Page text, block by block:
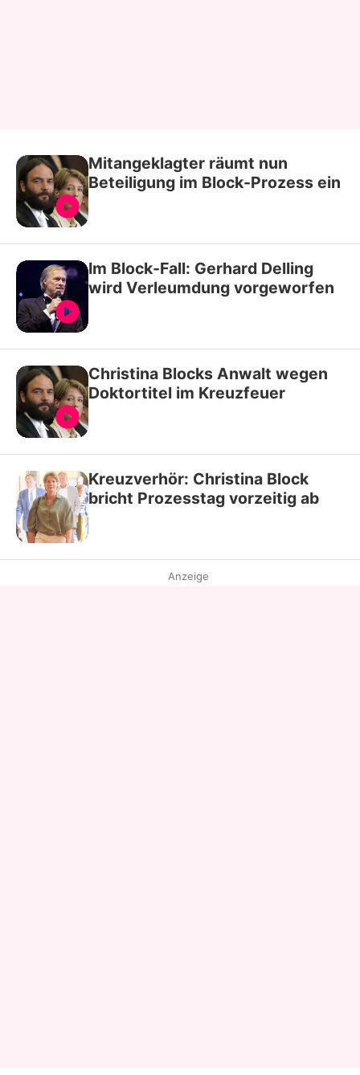
Mitangeklagter räumt nun
Beteiligung im Block-Prozess ein
Im Block-Fall: Gerhard Delling
wird Verleumdung vorgeworfen
Christina Blocks Anwalt wegen
Doktortitel im Kreuzfeuer
Kreuzverhör: Christina Block
bricht Prozesstag vorzeitig ab
Anzeige